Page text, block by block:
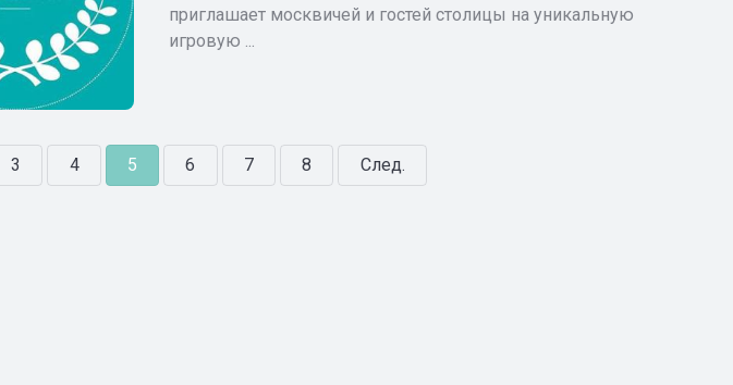
приглашает москвичей и гостей столицы на уникальную
игровую ...
3 4 5 6 7 8 След.